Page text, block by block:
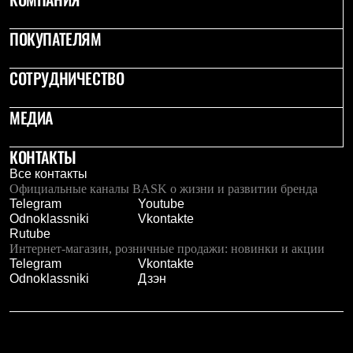
Термобелье
Среднее термобелье
Легкое термобелье
Лёгкая одежда
Футболки
Толстовки
Брюки
Женская одежда
Утепленная пухом
Куртки
Брюки
Жилеты
Утепленная синтетикой
Куртки
Брюки
Штормовая одежда
ПОКУПАТЕЛЯМ
СОТРУДНИЧЕСТВО
МЕДИА
КОНТАКТЫ
Все контакты
Официальные каналы BASK о жизни и развитии бренда
Telegram
Youtube
Odnoklassniki
Vkontakte
Rutube
Интернет-магазин, розничные продажи: новинки и акции
Telegram
Vkontakte
Odnoklassniki
Дзэн